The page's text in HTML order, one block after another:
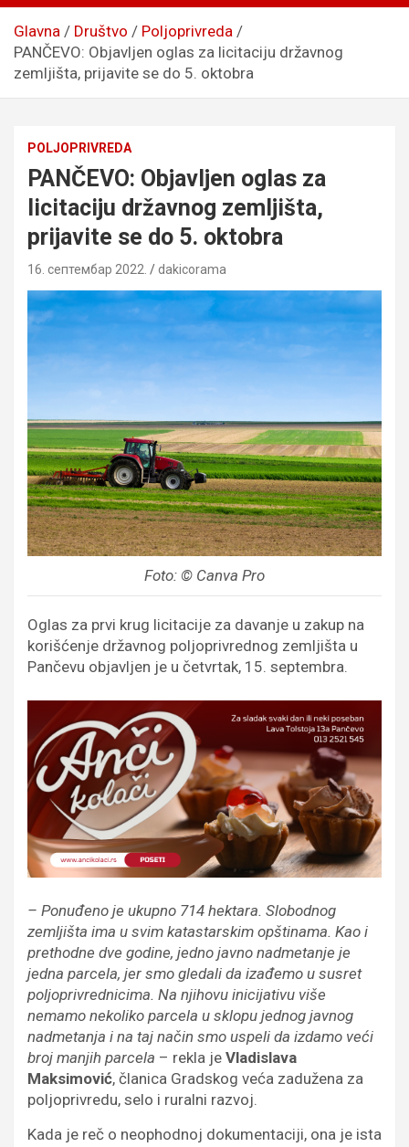
Glavna Društvo
Poljoprivreda
PANČEVO: Objavljen oglas za licitaciju državnog
zemljišta, prijavite se do 5. oktobra
POLJOPRIVREDA
PANČEVO: Objavljen oglas za
licitaciju državnog zemljišta,
prijavite se do 5. oktobra
16. септембар 2022. dakicorama
Foto: © Canva Pro
Oglas za prvi krug licitacije za davanje u zakup na
korišćenje državnog poljoprivrednog zemljišta u
Pančevu objavljen je u četvrtak, 15. septembra.
– Ponuđeno je ukupno 714 hektara. Slobodnog
zemljišta ima u svim katastarskim opštinama. Kao i
prethodne dve godine, jedno javno nadmetanje je
jedna parcela, jer smo gledali da izađemo u susret
poljoprivrednicima. Na njihovu inicijativu više
nemamo nekoliko parcela u sklopu jednog javnog
nadmetanja i na taj način smo uspeli da izdamo veći
broj manjih parcela – rekla je Vladislava
Maksimović, članica Gradskog veća zadužena za
poljoprivredu, selo i ruralni razvoj.
Kada je reč o neophodnoj dokumentaciji, ona je ista